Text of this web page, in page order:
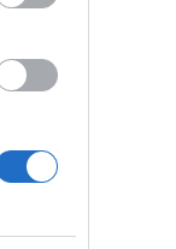
En les tirades de
campions de
08 maig 2026